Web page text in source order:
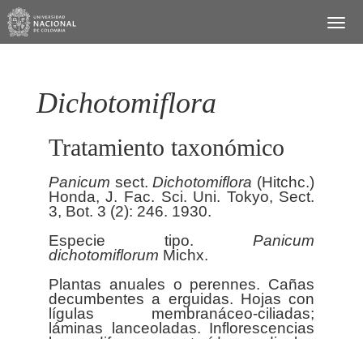
Dichotomiflora
Tratamiento taxonómico
Panicum sect.Dichotomiflora (Hitchc.)
Honda, J. Fac. Sci. Uni. Tokyo, Sect.
3, Bot. 3 (2): 246. 1930.
Especie tipo.Panicum
dichotomiflorum Michx.
Plantas anuales o perennes. Cañas
decumbentes a erguidas. Hojas con
lígulas membranáceo-ciliadas;
láminas lanceoladas. Inflorescencias